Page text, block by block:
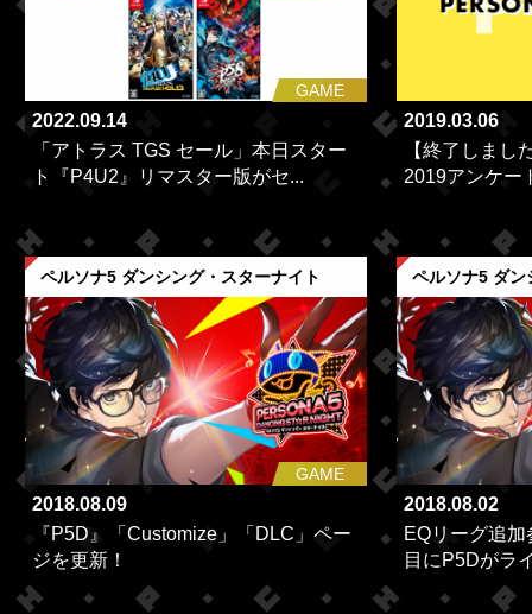
GAME
2022.09.14
「アトラス TGS セール」本日スター
ト『P4U2』リマスター版がセ...
2019.03.06
【終了しまし
2019アンケー
ペルソナ5 ダンシング・スターナイト
GAME
2018.08.09
『P5D』「Customize」「DLC」ペー
ジを更新！
ペルソナ5 ダン
2018.08.02
EQリーグ追
目にP5Dがラ